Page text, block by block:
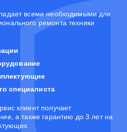
всеми необходимыми для
ремонта техники
специалиста
клиент получает
а также гарантию до 3 лет на